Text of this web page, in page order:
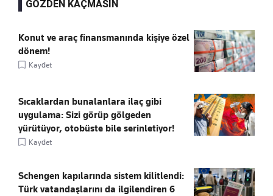
GÖZDEN KAÇMASIN
Konut ve araç finansmanında kişiye özel
dönem!
Kaydet
Sıcaklardan bunalanlara ilaç gibi
uygulama: Sizi görüp gölgeden
yürütüyor, otobüste bile serinletiyor!
Kaydet
Schengen kapılarında sistem kilitlendi:
Türk vatandaşlarını da ilgilendiren 6